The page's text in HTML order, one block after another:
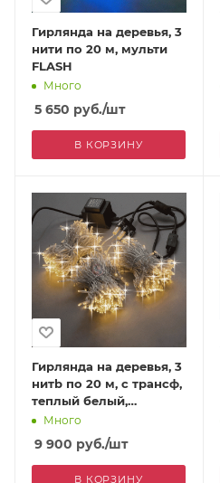
Гирлянда на деревья, 3
нити по 20 м, мульти
FLASH
Много
5 650 руб./шт
В КОРЗИНУ
Гирлянда на деревья, 3
нитb по 20 м, с трансф,
теплый белый,
мерцающий
Много
9 900 руб./шт
В КОРЗИНУ